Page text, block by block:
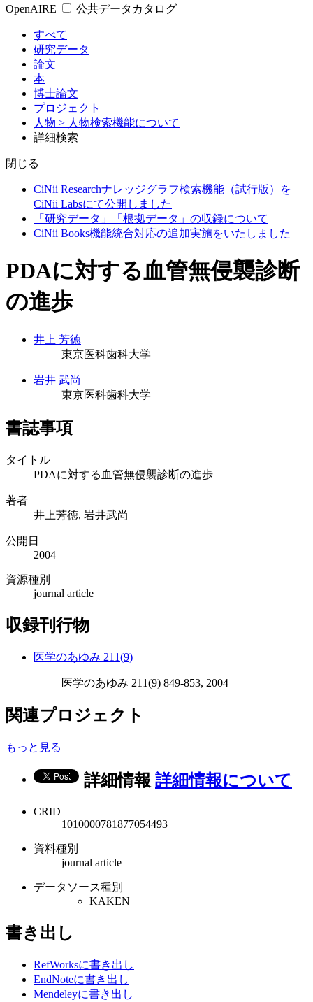
OpenAIRE
公共データカタログ
すべて
研究データ
論文
本
博士論文
プロジェクト
人物 > 人物検索機能について
詳細検索
閉じる
CiNii Researchナレッジグラフ検索機能（試行版）を
CiNii Labsにて公開しました
「研究データ」「根拠データ」の収録について
CiNii Books機能統合対応の追加実施をいたしました
PDAに対する血管無侵襲診断
の進歩
井上 芳徳
東京医科歯科大学
岩井 武尚
東京医科歯科大学
書誌事項
タイトル
PDAに対する血管無侵襲診断の進歩
著者
井上芳徳, 岩井武尚
公開日
2004
資源種別
journal article
収録刊行物
医学のあゆみ 211(9)
医学のあゆみ 211(9) 849-853, 2004
関連プロジェクト
もっと見る
詳細情報 詳細情報について
CRID
1010000781877054493
資料種別
journal article
データソース種別
KAKEN
書き出し
RefWorksに書き出し
EndNoteに書き出し
Mendeleyに書き出し